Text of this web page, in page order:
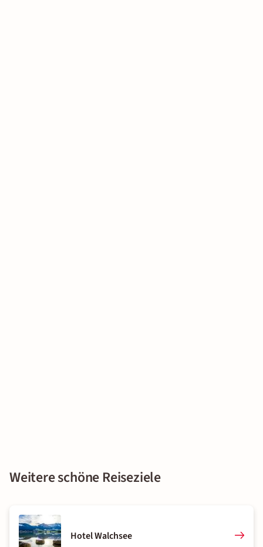
Weitere schöne Reiseziele
Hotel Walchsee